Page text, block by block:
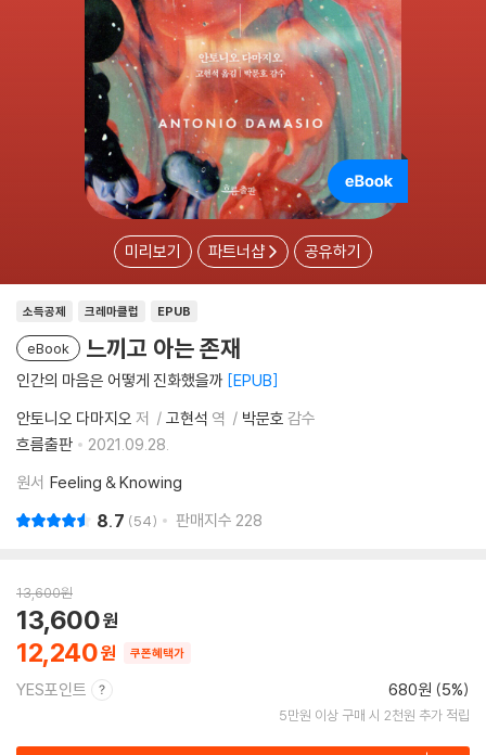
미리보기 파트너샵 공유하기
소득공제 크레마클럽 EPUB
eBook 느끼고 아는 존재
인간의 마음은 어떻게 진화했을까 EPUB
안토니오 다마지오 저 고현석 역 박문호 감수
흐름출판
2021.09.28.
원서 Feeling & Knowing
8.7 54 판매지수 228
13,600원
12,240
13,600
쿠폰혜택가
YES포인트 680원 (5%)
5만원 이상 구매 시 2천원 추가 적립